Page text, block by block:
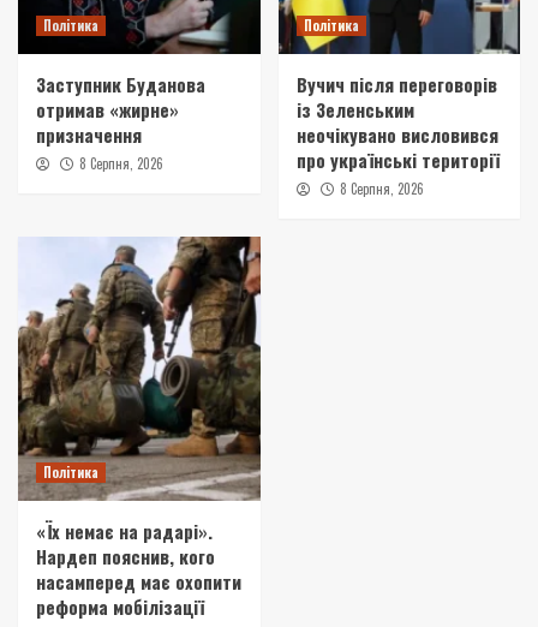
Політика
Заступник Буданова
отримав «жирне»
призначення
8 Серпня, 2026
Політика
Вучич після переговорів
із Зеленським
неочікувано висловився
про українські території
8 Серпня, 2026
Політика
«Їх немає на радарі».
Нардеп пояснив, кого
насамперед має охопити
реформа мобілізації